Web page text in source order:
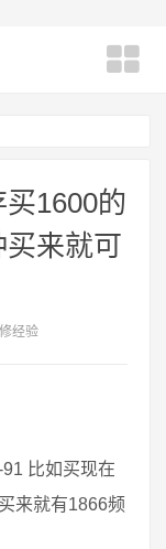
1600的
来就可
经验
91 比如买现在
来就有1866频